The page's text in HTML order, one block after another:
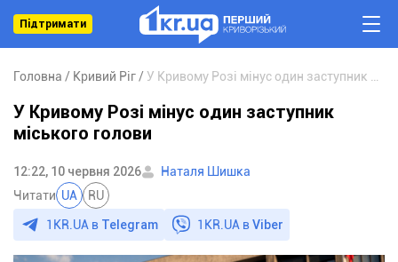
Підтримати
Головна Кривий Ріг
У Кривому Розі мінус один заступник
міського голови
12:22, 10 червня 2026
Наталя Шишка
Читати UA RU
1KR.UA в Telegram 1KR.UA вViber